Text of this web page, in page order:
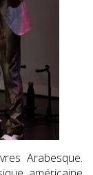
Arabesque.